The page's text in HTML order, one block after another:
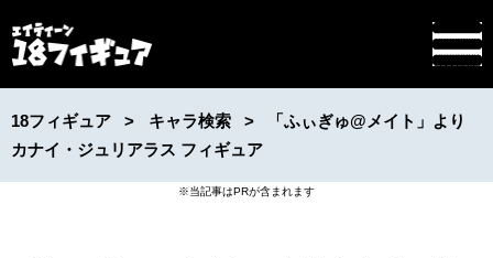
18フィギュア キャラ検索
「ふぃぎゅ@メイト」より
カナイ・ジュリアラス フィギュア